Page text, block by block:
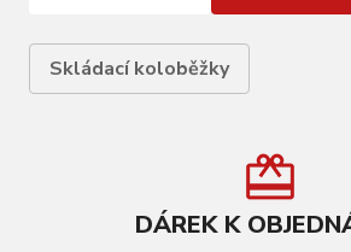
Skládací koloběžky
DÁREK K